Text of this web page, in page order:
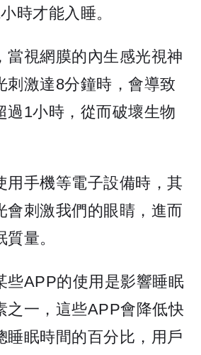
時才能入睡。
當視網膜的內生感光視神
刺激達8分鐘時，會導致
過1小時，從而破壞生物
用手機等電子設備時，其
會刺激我們的眼睛，進而
量。
些APP的使用是影響睡眠
之一，這些APP會降低快
睡眠時間的百分比，用戶